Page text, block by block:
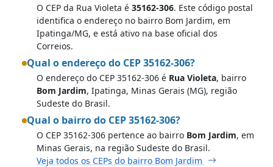
O CEP da Rua Violeta é 35162-306. Este código postal
identifica o endereço no bairro Bom Jardim, em
Ipatinga/MG, e está ativo na base oficial dos
Correios.
Qual o endereço do CEP 35162-306?
O endereço do CEP 35162-306 é Rua Violeta, bairro
Bom Jardim, Ipatinga, Minas Gerais (MG), região
Sudeste do Brasil.
Qual o bairro do CEP 35162-306?
O CEP 35162-306 pertence ao bairro Bom Jardim, em
Minas Gerais, na região Sudeste do Brasil.
Veja todos os CEPs do bairro Bom Jardim